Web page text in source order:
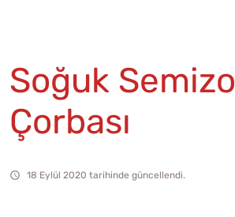
Soğuk
Çorbası
18 Eylül 2020 tarihinde güncellendi.